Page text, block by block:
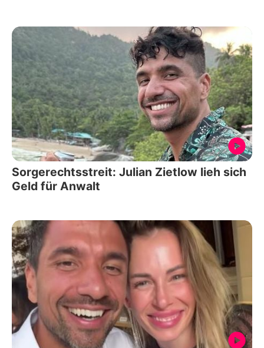
Sorgerechtsstreit: Julian Zietlow lieh sich
Geld für Anwalt